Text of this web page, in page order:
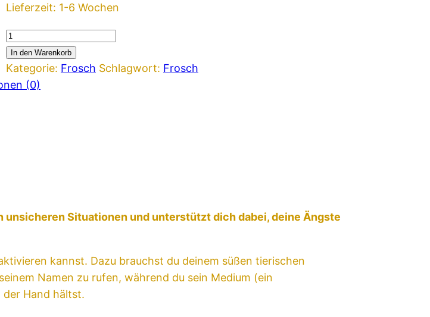
Lieferzeit: 1-6 Wochen
Schlüsselanhänger:
Frosch
–
Familiar
In den Warenkorb
Kategorie: Frosch Schlagwort: Frosch
(0)
Situationen und unterstützt dich dabei, deine Ängste
kannst. Dazu brauchst du deinem süßen tierischen
Namen zu rufen, während du sein Medium (ein
der Hand hältst.